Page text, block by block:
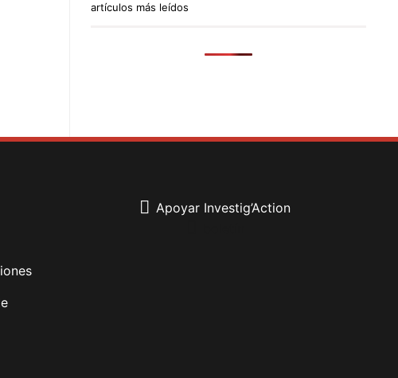
artículos más leídos
Apoyar Investig’Action